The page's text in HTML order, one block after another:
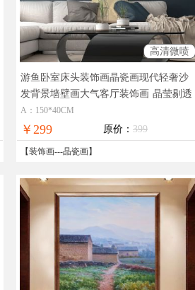
高清微喷
游鱼卧室床头装饰画晶瓷画现代轻奢沙
发背景墙壁画大气客厅装饰画 晶莹剔透
奢华极致晶瓷画工艺 轻奢更显档次
A：150*40CM
￥299 原价： 399
【装饰画---晶瓷画】